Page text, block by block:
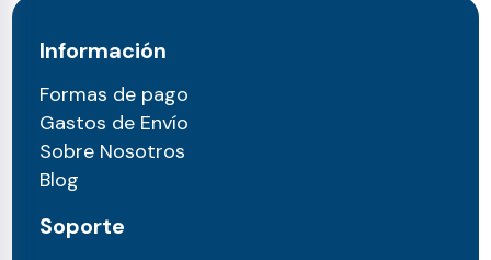
Información
Formas de pago
Gastos de Envío
Sobre Nosotros
Blog
Soporte